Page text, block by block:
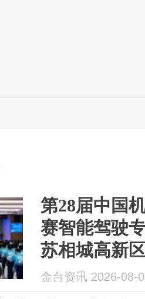
第28届中国
赛智能驾驶
苏相城高新
金台资讯 2026-08-